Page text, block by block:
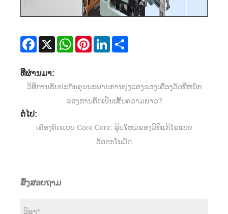
Facebook
X WhatsAppPinterestLinkedIn
ທີ່ຜ່ານມາ:
ວິທີການຮັບປະກັນຄຸນນະພາບການປຸງແຕ່ງຂອງເຄື່ອງວັດທີ່ຫນັກ
ຂອງການຕັດເປັນເສັ້ນຄວາມຍາວ?
ຕໍ່ໄປ:
ເຄື່ອງຕັດແບບ Core Core: ລຸ້ນໃຫມ່ຂອງວິທີແກ້ໄຂແບບ
ອັດຕະໂນມັດ
ສົ່ງສອບຖາມ